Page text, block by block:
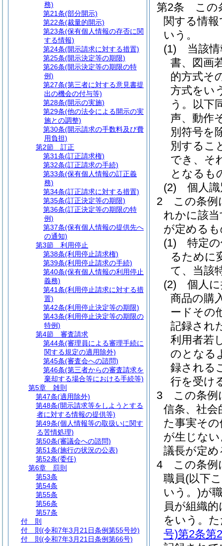
第2条
この
関する情
いう。
(1)
当該
書、図画
的方式そ
方式をい
う。以下
声、動作
別符号を
別するこ
でき、そ
となるも
(2)
個人
2
この条例
れかに該
が定める
(1)
特定
るために
て、当該
(2)
個人
商品の購
ードその
記録され
利用者若
のとなる
録される
行を受け
3
この条例
信条、社会
た事実そ
が生じな
議長が定
4
この条例
職員(以下
いう。)が
員が組織
をいう。
号)第2条第
務)
第21条(部分開示)
第22条(裁量的開示)
第23条(保有個人情報の存否に関
する情報)
第24条(開示請求に対する措置)
第25条(開示決定等の期限)
第26条(開示決定等の期限の特
例)
第27条(第三者に対する意見書提
出の機会の付与等)
第28条(開示の実施)
第29条(他の法令による開示の実
施との調整)
第30条(開示請求の手数料及び費
用負担)
第2節
訂正
第31条(訂正請求権)
第32条(訂正請求の手続)
第33条(保有個人情報の訂正義
務)
第34条(訂正請求に対する措置)
第35条(訂正決定等の期限)
第36条(訂正決定等の期限の特
例)
第37条(保有個人情報の提供先へ
の通知)
第3節
利用停止
第38条(利用停止請求権)
第39条(利用停止請求の手続)
第40条(保有個人情報の利用停止
義務)
第41条(利用停止請求に対する措
置)
第42条(利用停止決定等の期限)
第43条(利用停止決定等の期限の
特例)
第4節
審査請求
第44条(審理員による審理手続に
関する規定の適用除外)
第45条(審査会への諮問)
第46条(第三者からの審査請求を
棄却する場合等における手続等)
第5章
雑則
第47条(適用除外)
第48条(開示請求等をしようとする
者に対する情報の提供等)
第49条(個人情報等の取扱いに関す
る苦情処理)
第50条(審議会への諮問)
第51条(施行の状況の公表)
第52条(委任)
第6章
罰則
第53条
第54条
第55条
第56条
第57条
付 則
付 則 (令和7年3月21日条例第55号抄)
付 則 (令和7年3月21日条例第66号)